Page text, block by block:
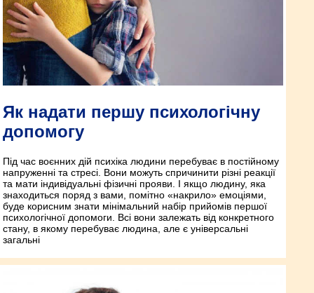
Як надати першу психологічну
допомогу
Під час воєнних дій психіка людини перебуває в постійному
напруженні та стресі. Вони можуть спричинити різні реакції
та мати індивідуальні фізичні прояви. І якщо людину, яка
знаходиться поряд з вами, помітно «накрило» емоціями,
буде корисним знати мінімальний набір прийомів першої
психологічної допомоги. Всі вони залежать від конкретного
стану, в якому перебуває людина, але є універсальні
загальні